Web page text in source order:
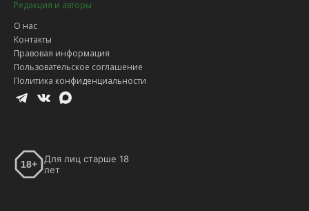
Редакция и авторы
О нас
Контакты
Правовая информация
Пользовательское соглашение
Политика конфиденциальности
18+
Для лиц старше 18
лет